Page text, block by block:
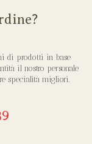
di prodotti in base
il nostro personale
specialità migliori.